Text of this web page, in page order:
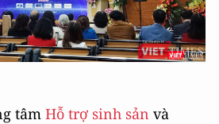
tâm Hỗ trợ sinh sản và